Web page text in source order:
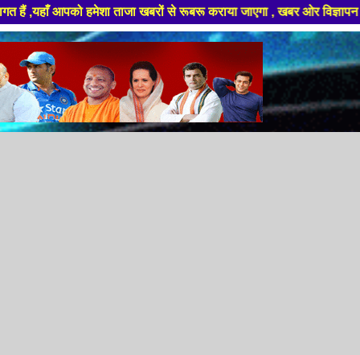
ताजा खबरों से रूबरू कराया जाएगा , खबर ओर विज्ञापन के लिए